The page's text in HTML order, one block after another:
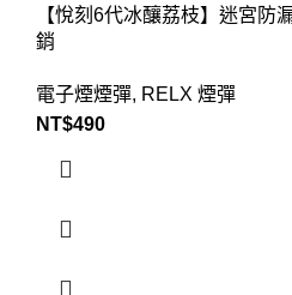
【悅刻6代冰釀荔枝】迷宮防
銷
電子煙煙彈, RELX 煙彈
NT$490